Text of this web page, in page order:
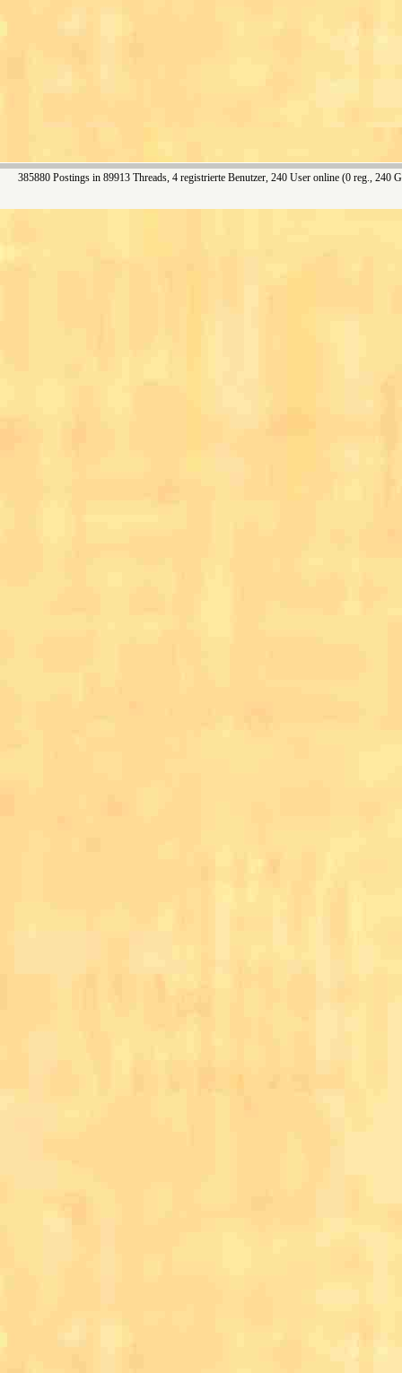
385880 Postings in 89913 Threads, 4 registrierte Benutzer, 240 User online (0 reg., 240